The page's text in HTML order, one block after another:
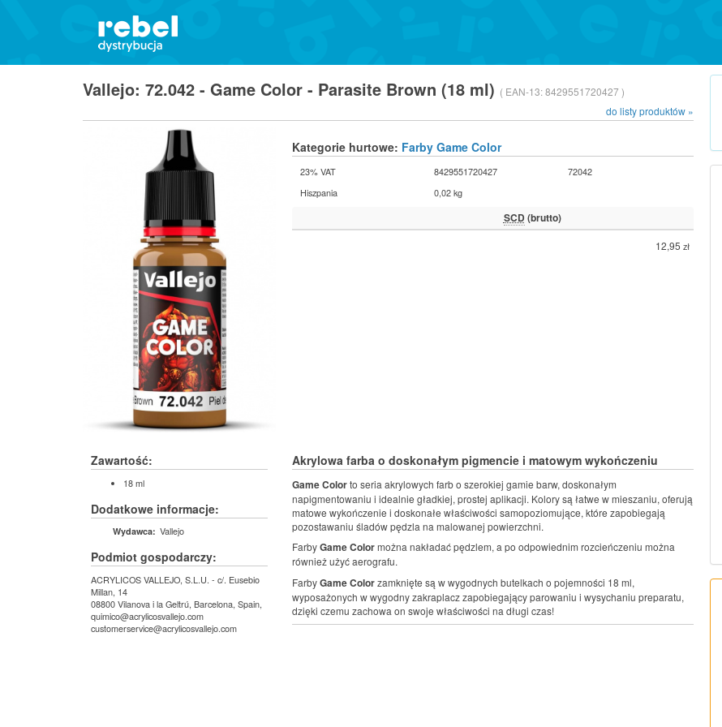
Vallejo: 72.042 - Game Color - Parasite Brown (18 ml) ( EAN-13:8429551720427 )
do listy produktów »
Kategorie hurtowe: Farby Game Color
23% VAT 8429551720427
72042
Hiszpania
0,02 kg
SCD (brutto)
12,95 zł
Zawartość:
18 ml
Dodatkowe informacje:
Wydawca: Vallejo
Podmiot gospodarczy:
ACRYLICOS VALLEJO, S.L.U. - c/. Eusebio
Millan, 14
08800 Vilanova i la Geltrú, Barcelona, Spain,
quimico@acrylicosvallejo.com
customerservice@acrylicosvallejo.com
Akrylowa farba o doskonałym pigmencie i matowym wykończeniu
Game Colorto seria akrylowych farb o szerokiej gamie barw, doskonałym
napigmentowaniu i idealnie gładkiej, prostej aplikacji. Kolory są łatwe w mieszaniu, oferują
matowe wykończenie i doskonałe właściwości samopoziomujące, które zapobiegają
pozostawaniu śladów pędzla na malowanej powierzchni.
FarbyGame Colormożna nakładać pędzlem, a po odpowiednim rozcieńczeniu można
również użyć aerografu.
FarbyGame Colorzamknięte są w wygodnych butelkach o pojemności 18 ml,
wyposażonych w wygodny zakraplacz zapobiegający parowaniu i wysychaniu preparatu,
dzięki czemu zachowa on swoje właściwości na długi czas!